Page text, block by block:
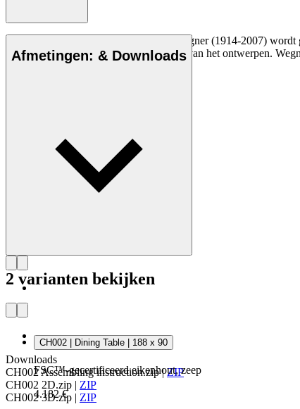
De Deense meubelontwerper Hans J. Wegner (1914-2007)
vakmanschap en compromisloze aanpak van het ontwerpen.
Afmetingen: & Downloads
Downloads
CH002 Assembling instruction.zip|ZIP
CH002 2D.zip | ZIP
CH002 3D.zip | ZIP
2 varianten bekijken
CH002 | Dining Table | 188 x 90
FSC™-gecertificeerd eikenhout, zeep
4.182 €